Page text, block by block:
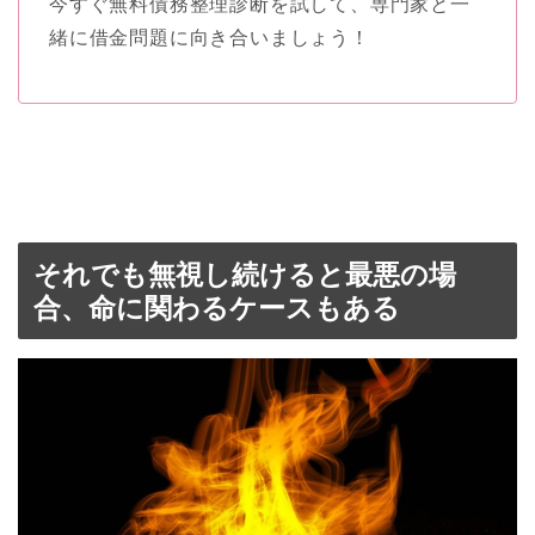
緒に借金問題に向き合いましょう！
それでも無視し続けると最悪の場
合、命に関わるケースもある